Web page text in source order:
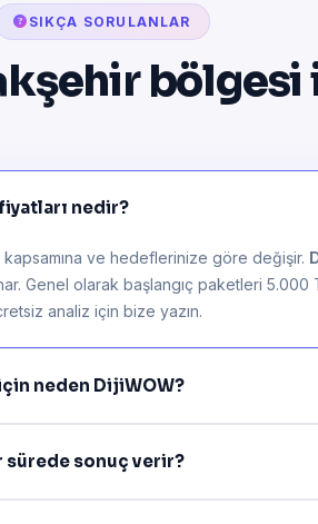
SIKÇA SORULANLAR
bölgesi
nedir?
kapsamına ve hedeflerinize göre değişir.
Genel olarak başlangıç paketleri
analiz için bize yazın.
neden DijiWOW?
sürede sonuç verir?